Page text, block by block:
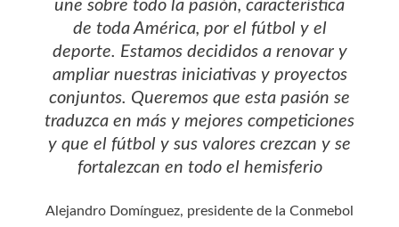
une sobre todo la pasión, característica
de toda América, por el fútbol y el
deporte. Estamos decididos a renovar y
ampliar nuestras iniciativas y proyectos
conjuntos. Queremos que esta pasión se
traduzca en más y mejores competiciones
y que el fútbol y sus valores crezcan y se
fortalezcan en todo el hemisferio
Alejandro Domínguez, presidente de la Conmebol